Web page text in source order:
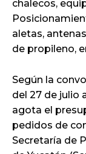
chalecos,
aletas,
de propileno,
Según la
del 27 de julio
agota el
pedidos de
Secretaría de